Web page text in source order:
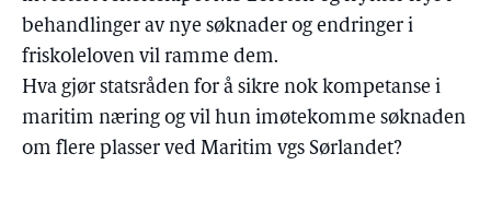
behandlinger av nye søknader og endringer i
friskoleloven vil ramme dem.
Hva gjør statsråden for å sikre nok kompetanse i
maritim næring og vil hun imøtekomme søknaden
om flere plasser ved Maritim vgs Sørlandet?